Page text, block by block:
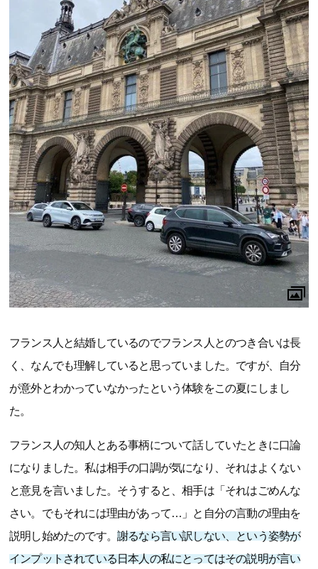
フランス人と結婚しているのでフランス人とのつき合いは長
く、なんでも理解していると思っていました。ですが、自分
が意外とわかっていなかったという体験をこの夏にしまし
た。
フランス人の知人とある事柄について話していたときに口論
になりました。私は相手の口調が気になり、それはよくない
と意見を言いました。そうすると、相手は「それはごめんな
さい。でもそれには理由があって…」と自分の言動の理由を
説明し始めたのです。 謝るなら言い訳しない、という姿勢が
インプットされている日本人の私にとってはその説明が言い